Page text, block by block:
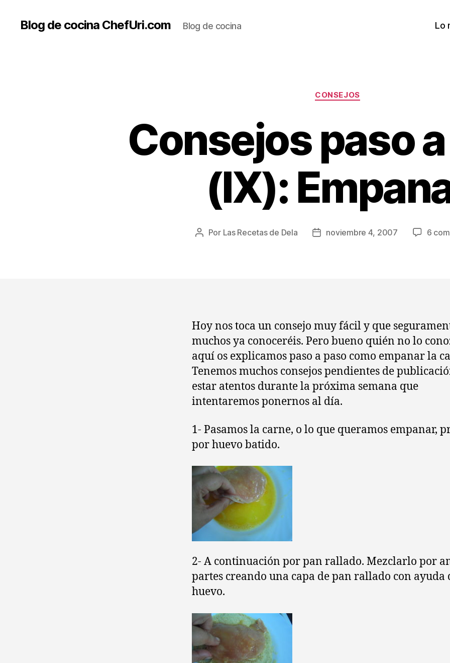
Blog de cocina ChefUri.com Blog de cocina Lo
Categorías
CONSEJOS
Consejos paso
(IX):
Autor
Por Las Recetas de Dela
Fechanoviembre 4, 2007 6
Hoy nos toca un consejo muy fácil y que
muchos ya conoceréis. Pero bueno quién no lo
aquí os explicamos paso a paso como empanar la
Tenemos muchos consejos pendientes de
estar atentos durante la próxima semana que
intentaremos ponernos al día.
1- Pasamos la carne, o lo que queramos empanar,
por huevo batido.
2- A continuación por pan rallado. Mezclarlo por
partes creando una capa de pan rallado con ayuda
huevo.